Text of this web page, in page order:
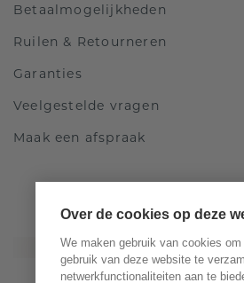
Betaalmogelijkheden
Ruilen & Retourneren
Garanties
Veelgestelde vragen
Maak een afspraak
Over de cookies op deze
We maken gebruik van cookies
gebruik van deze website te
netwerkfunctionaliteiten aan te